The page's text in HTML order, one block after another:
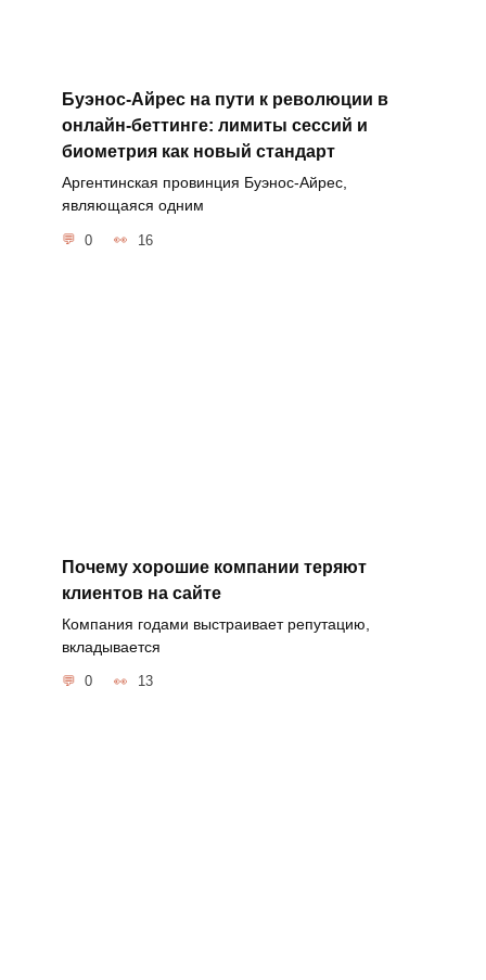
Буэнос-Айрес на пути к революции в
онлайн-беттинге: лимиты сессий и
биометрия как новый стандарт
Аргентинская провинция Буэнос-Айрес,
являющаяся одним
0 16
Почему хорошие компании теряют
клиентов на сайте
Компания годами выстраивает репутацию,
вкладывается
0 13